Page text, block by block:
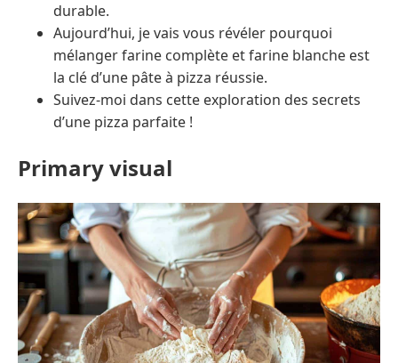
durable.
Aujourd’hui, je vais vous révéler pourquoi
mélanger farine complète et farine blanche est
la clé d’une pâte à pizza réussie.
Suivez-moi dans cette exploration des secrets
d’une pizza parfaite !
Primary visual